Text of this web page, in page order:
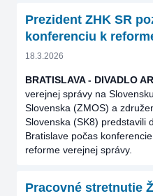
Prezident ZHK SR
konferenciu k
18.3.2026
BRATISLAVA - DIVADLO
verejnej správy na
Slovenska (ZMOS) a
Slovenska (SK8) predstavili
Bratislave počas
reforme verejnej správy.
Pracovné stretnutie